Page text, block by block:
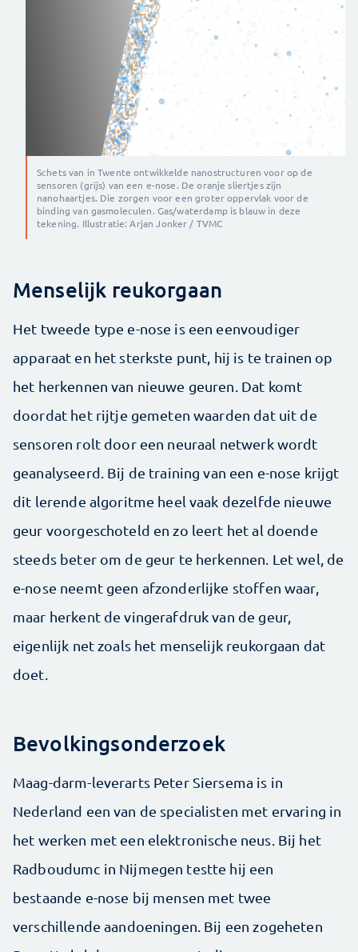
Schets van in Twente ontwikkelde nanostructuren voor op de
sensoren (grijs) van een e-nose. De oranje sliertjes zijn
nanohaartjes. Die zorgen voor een groter oppervlak voor de
binding van gasmoleculen. Gas/waterdamp is blauw in deze
tekening. Illustratie: Arjan Jonker / TVMC
Menselijk reukorgaan
Het tweede type e-nose is een eenvoudiger
apparaat en het sterkste punt, hij is te trainen op
het herkennen van nieuwe geuren. Dat komt
doordat het rijtje gemeten waarden dat uit de
sensoren rolt door een neuraal netwerk wordt
geanalyseerd. Bij de training van een e-nose krijgt
dit lerende algoritme heel vaak dezelfde nieuwe
geur voorgeschoteld en zo leert het al doende
steeds beter om de geur te herkennen. Let wel, de
e-nose neemt geen afzonderlijke stoffen waar,
maar herkent de vingerafdruk van de geur,
eigenlijk net zoals het menselijk reukorgaan dat
doet.
Bevolkingsonderzoek
Maag-darm-leverarts Peter Siersema is in
Nederland een van de specialisten met ervaring in
het werken met een elektronische neus. Bij het
Radboudumc in Nijmegen testte hij een
bestaande e-nose bij mensen met twee
verschillende aandoeningen. Bij een zogeheten